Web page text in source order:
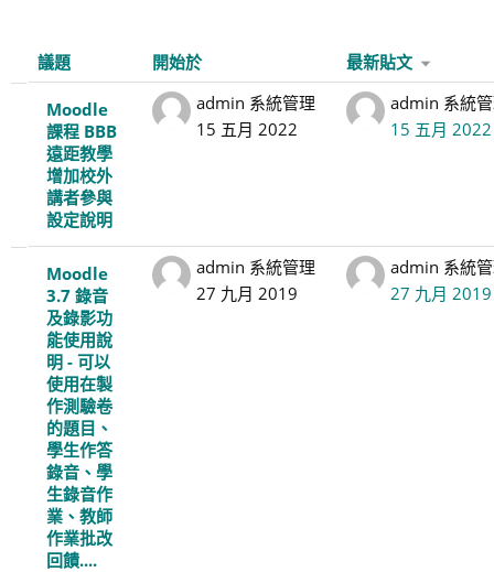
List
discussions.
Showing
discussions
議題 開始於 最新貼文
Moodle
課程 BBB
遠距教學
增加校外
講者參與
設定說明
admin 系統管理
15 五月 2022
admin 系統
15 五月 2022
Moodle
3.7 錄音
及錄影功
能使用說
明 - 可以
使用在製
作測驗卷
的題目、
學生作答
錄音、學
生錄音作
業、教師
作業批改
回饋....
admin 系統管理
27 九月 2019
admin 系統
27 九月 2019